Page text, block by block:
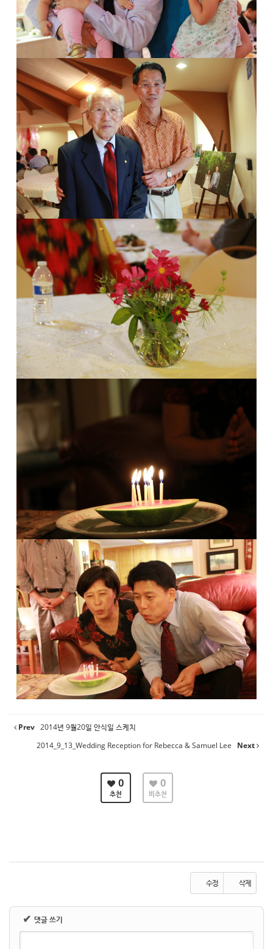
Prev 2014년 9월20일 안식일 스케치
2014_9_13_Wedding Reception for Rebecca & Samuel Lee
Next
0
추천
0
비추천
수정 삭제
✔ 댓글 쓰기